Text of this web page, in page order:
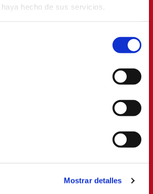
hecho de sus servicios.
Mostrar detalles